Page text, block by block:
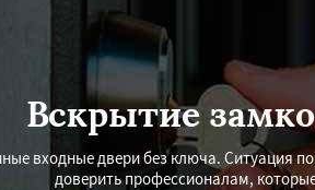
Вскрытие
входные двери без ключа.
доверить профессионалам,